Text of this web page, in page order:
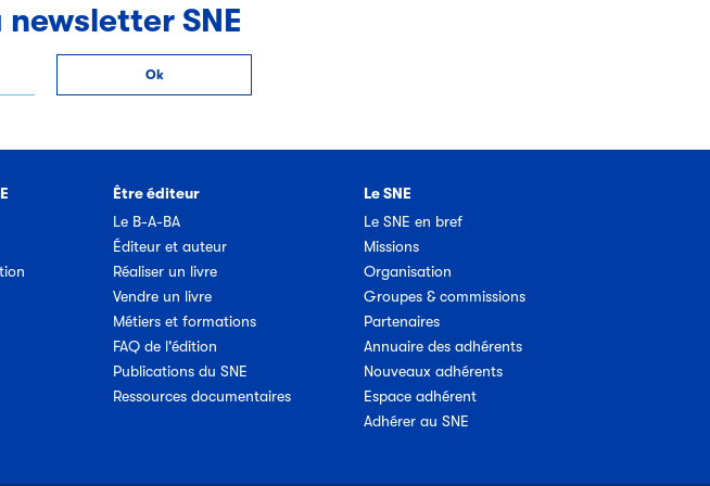
SNE
Être éditeur
Le B-A-BA
Éditeur et auteur
Réaliser un livre
Vendre un livre
Métiers et formations
FAQ de l'édition
Publications du SNE
Ressources documentaires
Le SNE
Le SNE en bref
Missions
Organisation
Groupes & commissions
Partenaires
Annuaire des adhérents
Nouveaux adhérents
Espace adhérent
Adhérer au SNE